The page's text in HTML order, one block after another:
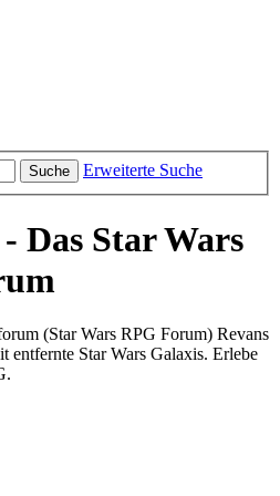
Suche Erweiterte Suche
Das Star Wars
(Star Wars RPG Forum) Revans
entfernte Star Wars Galaxis. Erlebe